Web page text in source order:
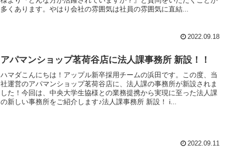
多くあります。やはり会社の雰囲気は社員の雰囲気に直結...
2022.09.18
アパマンショップ茗荷谷店に法人課事務所 新設！！
ハマダこんにちは！アップル新卒採用チームの浜田です。この度、当
社運営のアパマンショップ茗荷谷店に、法人課の事務所が新設されま
した！今回は、中央大学生協様との業務提携から実現に至った法人課
の新しい事務所をご紹介します♪法人課事務所 新設！ i...
2022.09.11